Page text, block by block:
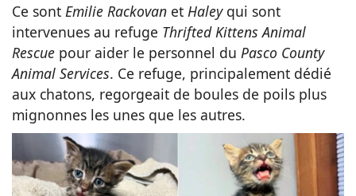
Ce sont Emilie Rackovan et Haley qui sont
intervenues au refuge Thrifted Kittens Animal
Rescue pour aider le personnel du Pasco County
Animal Services. Ce refuge, principalement dédié
aux chatons, regorgeait de boules de poils plus
mignonnes les unes que les autres.